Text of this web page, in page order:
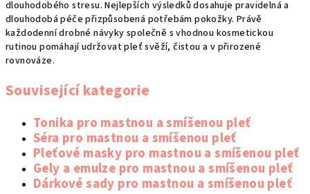
dlouhodobého stresu. Nejlepších výsledků dosahuje pravidelná a
dlouhodobá péče přizpůsobená potřebám pokožky. Právě
každodenní drobné návyky společně s vhodnou kosmetickou
rutinou pomáhají udržovat pleť svěží, čistou a v přirozené
rovnováze.
Související kategorie
Tonika pro mastnou a smíšenou pleť
Séra pro mastnou a smíšenou pleť
Pleťové masky pro mastnou a smíšenou pleť
Gely a emulze pro mastnou a smíšenou pleť
Dárkové sady pro mastnou a smíšenou pleť